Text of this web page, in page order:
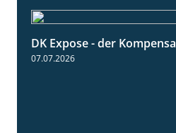
DK Expose - der
07.07.2026